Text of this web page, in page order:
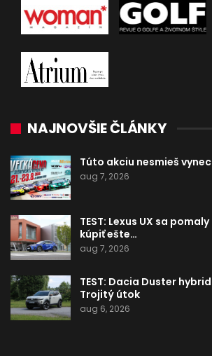
NAJNOVŠIE ČLÁNKY
Túto akciu nesmieš
aug 7, 2026
TEST: Lexus UX sa
kúpiť ešte…
aug 7, 2026
TEST: Dacia Duster
Trojitý útok
aug 6, 2026